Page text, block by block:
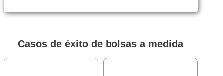
Casos de éxito de bolsas a medida